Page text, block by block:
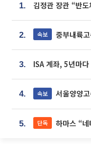
1.
2. 속보 중부내륙
3. ISA 계좌, 5년마
4. 속보 서울양양
5. 단독 하마스 “네타